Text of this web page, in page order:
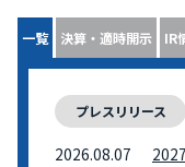
一覧 決算・適時開示 IR
プレスリリース
2026.08.07